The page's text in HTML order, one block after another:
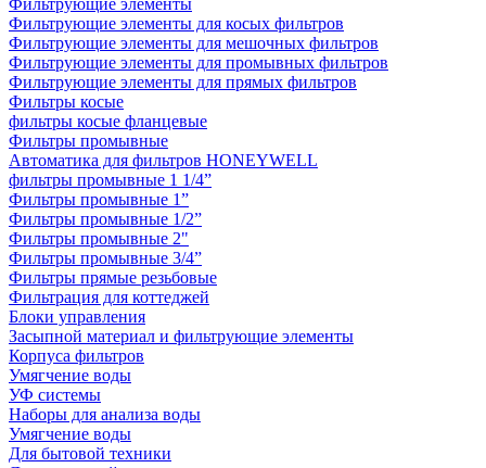
Фильтрующие элементы для косых фильтров
Фильтрующие элементы для мешочных фильтров
Фильтрующие элементы для промывных фильтров
Фильтрующие элементы для прямых фильтров
Фильтры косые
фильтры косые фланцевые
Фильтры промывные
Автоматика для фильтров HONEYWELL
фильтры промывные 1 1/4”
Фильтры промывные 1”
Фильтры промывные 1/2”
Фильтры промывные 2"
Фильтры промывные 3/4”
Фильтры прямые резьбовые
Фильтрация для коттеджей
Блоки управления
Засыпной материал и фильтрующие элементы
Корпуса фильтров
Умягчение воды
УФ системы
Наборы для анализа воды
Умягчение воды
Для бытовой техники